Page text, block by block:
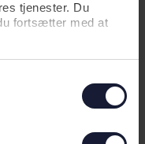
tjenester. Du
fortsætter med at
PÅ